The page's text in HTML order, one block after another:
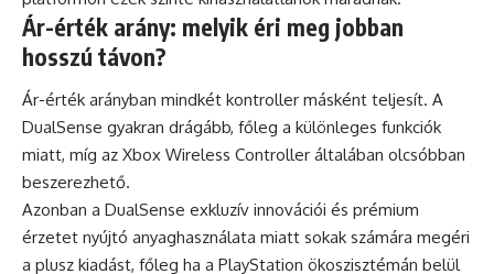
Ár-érték arány: melyik éri meg jobban
hosszú távon?
Ár-érték arányban mindkét kontroller másként teljesít. A
DualSense gyakran drágább, főleg a különleges funkciók
miatt, míg az Xbox Wireless Controller általában olcsóbban
beszerezhető.
Azonban a DualSense exkluzív innovációi és prémium
érzetet nyújtó anyaghasználata miatt sokak számára megéri
a plusz kiadást, főleg ha a PlayStation ökoszisztémán belül